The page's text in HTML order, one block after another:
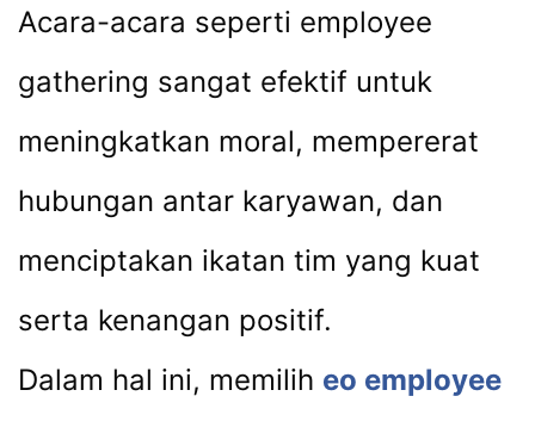
Acara-acara seperti employee
gathering sangat efektif untuk
meningkatkan moral, mempererat
hubungan antar karyawan, dan
menciptakan ikatan tim yang kuat
serta kenangan positif.
Dalam hal ini, memilih eo employee